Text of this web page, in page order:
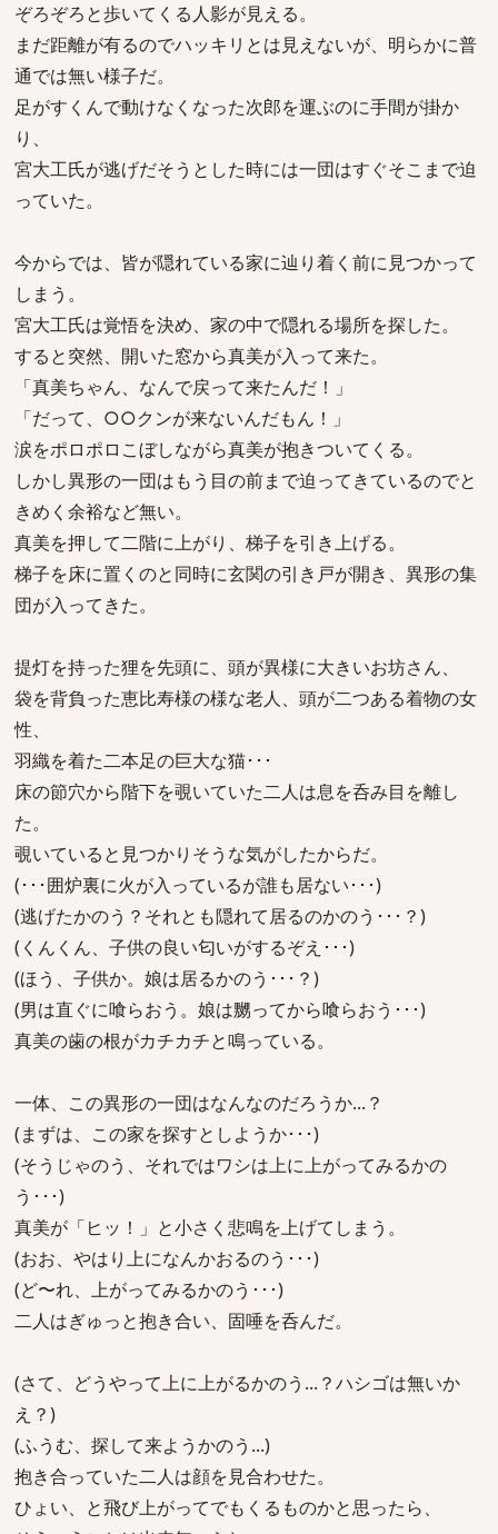
ぞろぞろと歩いてくる人影が見える。
まだ距離が有るのでハッキリとは見えないが、明らかに普
通では無い様子だ。
足がすくんで動けなくなった次郎を運ぶのに手間が掛か
り、
宮大工氏が逃げだそうとした時には一団はすぐそこまで迫
っていた。
今からでは、皆が隠れている家に辿り着く前に見つかって
しまう。
宮大工氏は覚悟を決め、家の中で隠れる場所を探した。
すると突然、開いた窓から真美が入って来た。
「真美ちゃん、なんで戻って来たんだ！」
「だって、○○クンが来ないんだもん！」
涙をポロポロこぼしながら真美が抱きついてくる。
しかし異形の一団はもう目の前まで迫ってきているのでと
きめく余裕など無い。
真美を押して二階に上がり、梯子を引き上げる。
梯子を床に置くのと同時に玄関の引き戸が開き、異形の集
団が入ってきた。
提灯を持った狸を先頭に、頭が異様に大きいお坊さん、
袋を背負った恵比寿様の様な老人、頭が二つある着物の女
性、
羽織を着た二本足の巨大な猫･･･
床の節穴から階下を覗いていた二人は息を呑み目を離し
た。
覗いていると見つかりそうな気がしたからだ。
(･･･囲炉裏に火が入っているが誰も居ない･･･)
(逃げたかのう？それとも隠れて居るのかのう･･･？)
(くんくん、子供の良い匂いがするぞえ･･･)
(ほう、子供か。娘は居るかのう･･･？)
(男は直ぐに喰らおう。娘は嬲ってから喰らおう･･･)
真美の歯の根がカチカチと鳴っている。
一体、この異形の一団はなんなのだろうか...？
(まずは、この家を探すとしようか･･･)
(そうじゃのう、それではワシは上に上がってみるかの
う･･･)
真美が「ヒッ！」と小さく悲鳴を上げてしまう。
(おお、やはり上になんかおるのう･･･)
(ど〜れ、上がってみるかのう･･･)
二人はぎゅっと抱き合い、固唾を呑んだ。
(さて、どうやって上に上がるかのう...？ハシゴは無いか
え？)
(ふうむ、探して来ようかのう...)
抱き合っていた二人は顔を見合わせた。
ひょい、と飛び上がってでもくるものかと思ったら、